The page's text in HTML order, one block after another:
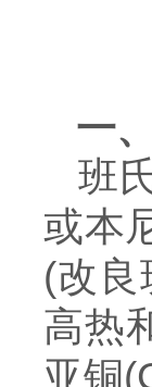
一
班
或本
(改良
高热
亚铜